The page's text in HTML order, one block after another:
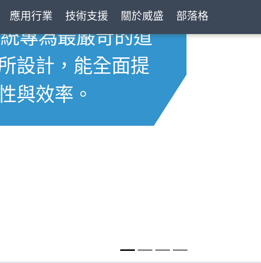
應用行業 技術支援 關於威盛 部落格
可靠的威盛
專為最嚴苛的道
設計，能全面提
與效率。
築解決方案